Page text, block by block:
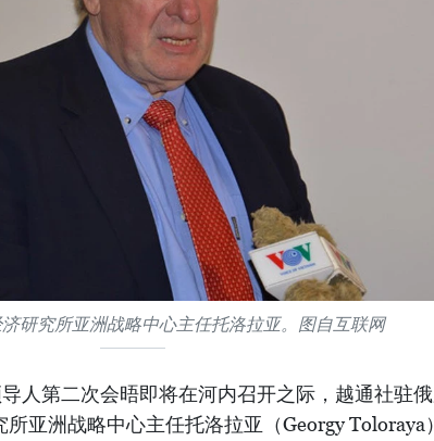
研究所亚洲战略中心主任托洛拉亚。图自互联网
人第二次会晤即将在河内召开之际，越通社驻
亚洲战略中心主任托洛拉亚（Georgy Toloraya